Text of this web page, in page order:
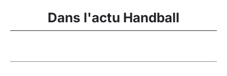
Dans l'actu Handball